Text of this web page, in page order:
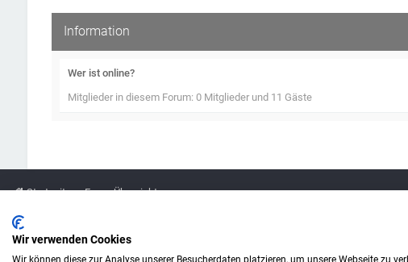
Information
Wer ist online?
Mitglieder in diesem Forum: 0 Mitglieder und 11 Gäste
Startseite Foren-Übersicht
Legende
Wir verwenden Cookies
Wir können diese zur Analyse unserer Besucherdaten platzieren, um unsere Webseite zu